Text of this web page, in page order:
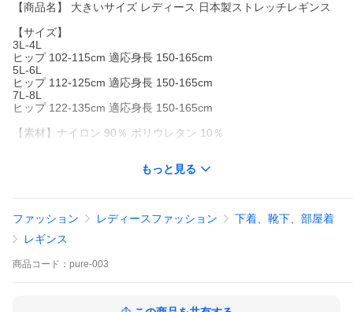
【商品名】 大きいサイズ レディース 日本製ストレッチレギンス
【サイズ】
3L-4L
ヒップ 102-115cm 適応身長 150-165cm
5L-6L
ヒップ 112-125cm 適応身長 150-165cm
7L-8L
ヒップ 122-135cm 適応身長 150-165cm
【素材】ナイロン 90％ ポリウレタン 10％
大きいサイズ レディース レギンス 【日本製！極上の履き心地レ
ギンス】ボトムス 伸縮性 leggings 抗菌防臭 静電気防止 マチなし
たるみ防止 フィット 通気性 ズレにくい 吸汗加工 プレゼント 伝線
しにくい 3L 4L 5L 6L 7L 8L XXL 15号 17号 19号 21号 23号 25号
ブラック
もっと見る
ファッション レディースファッション
下着、靴下、部屋着
レギンス
商品 コード： pure-003